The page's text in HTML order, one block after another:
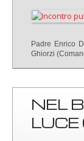
Padre Enrico
Ghiorzi
NEL